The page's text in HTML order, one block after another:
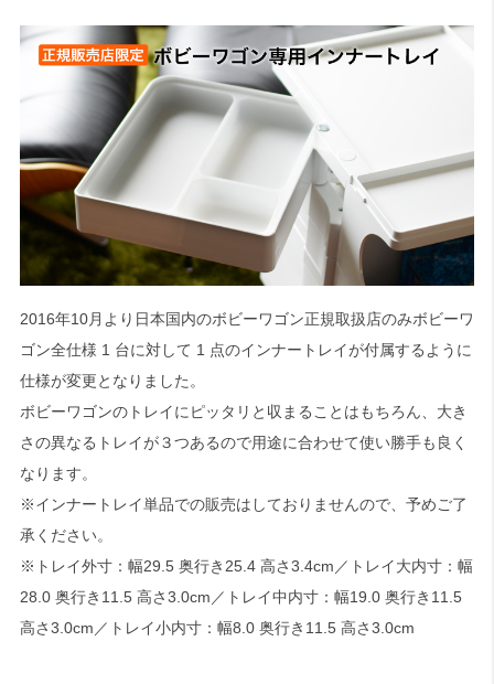
2016年10月より日本国内のボビーワゴン正規取扱店のみボビーワ
ゴン全仕様 1 台に対して 1 点のインナートレイが付属するように
仕様が変更となりました。
ボビーワゴンのトレイにピッタリと収まることはもちろん、大き
さの異なるトレイが３つあるので用途に合わせて使い勝手も良く
なります。
※インナートレイ単品での販売はしておりませんので、予めご了
承ください。
※トレイ外寸：幅29.5 奥行き25.4 高さ3.4cm／トレイ大内寸：幅
28.0 奥行き11.5 高さ3.0cm／トレイ中内寸：幅19.0 奥行き11.5
高さ3.0cm／トレイ小内寸：幅8.0 奥行き11.5 高さ3.0cm